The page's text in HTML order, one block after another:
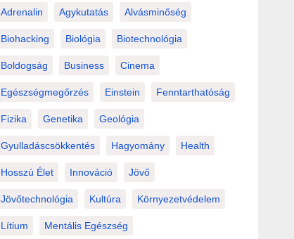
Adrenalin Agykutatás Alvásminőség
Biohacking Biológia Biotechnológia
Boldogság Business Cinema
Egészségmegőrzés Einstein Fenntarthatóság
Fizika Genetika Geológia
Gyulladáscsökkentés Hagyomány Health
Hosszú Élet Innováció Jövő
Jövőtechnológia Kultúra Környezetvédelem
Lítium Mentális Egészség